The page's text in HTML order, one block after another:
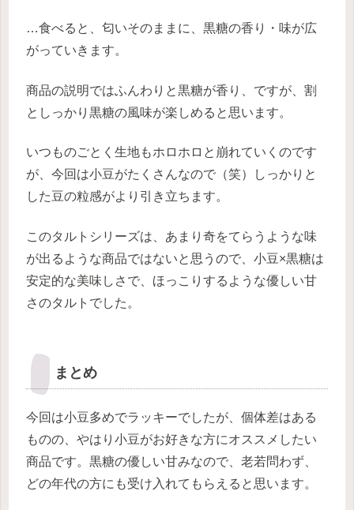
…食べると、匂いそのままに、黒糖の香り・味が広
がっていきます。
商品の説明ではふんわりと黒糖が香り、ですが、割
としっかり黒糖の風味が楽しめると思います。
いつものごとく生地もホロホロと崩れていくのです
が、今回は小豆がたくさんなので（笑）しっかりと
した豆の粒感がより引き立ちます。
このタルトシリーズは、あまり奇をてらうような味
が出るような商品ではないと思うので、小豆×黒糖は
安定的な美味しさで、ほっこりするような優しい甘
さのタルトでした。
まとめ
今回は小豆多めでラッキーでしたが、個体差はある
ものの、やはり小豆がお好きな方にオススメしたい
商品です。黒糖の優しい甘みなので、老若問わず、
どの年代の方にも受け入れてもらえると思います。